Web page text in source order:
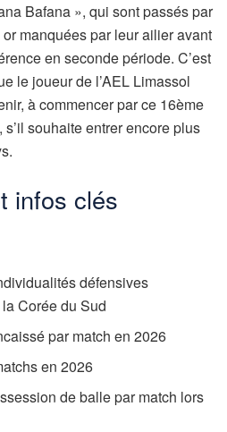
Bafana », qui sont passés par
manquées par leur ailier avant
en seconde période. C’est
le joueur de l’AEL Limassol
à commencer par ce 16ème
souhaite entrer encore plus
infos clés
défensives
Corée du Sud
par match en 2026
en 2026
de balle par match lors